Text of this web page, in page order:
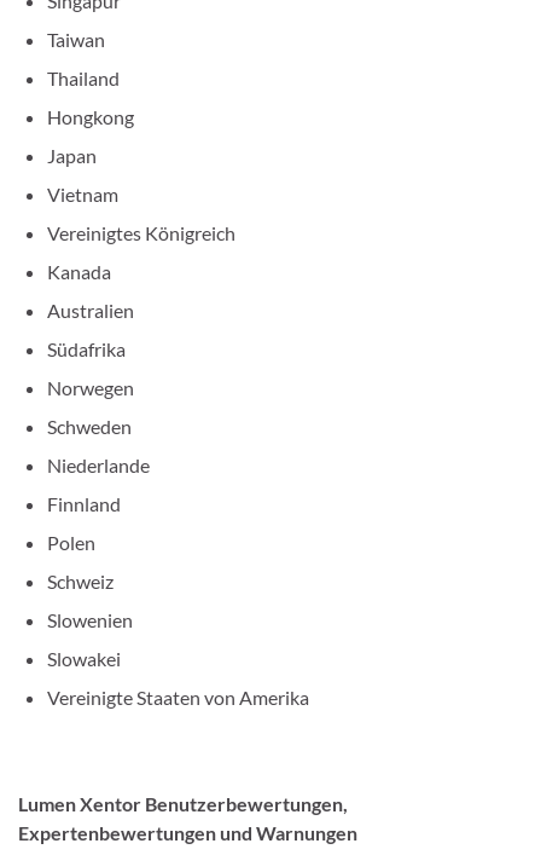
Taiwan
Thailand
Hongkong
Japan
Vietnam
Vereinigtes Königreich
Kanada
Australien
Südafrika
Norwegen
Schweden
Niederlande
Finnland
Polen
Schweiz
Slowenien
Slowakei
Vereinigte Staaten von Amerika
Lumen Xentor Benutzerbewertungen,
Expertenbewertungen und Warnungen